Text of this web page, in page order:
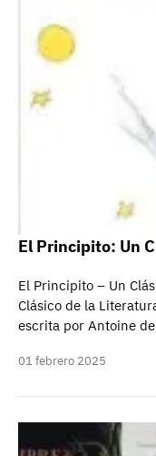
El Principito: Un
El Principito – Un
Clásico de la
escrita por Antoine
01 febrero 2025